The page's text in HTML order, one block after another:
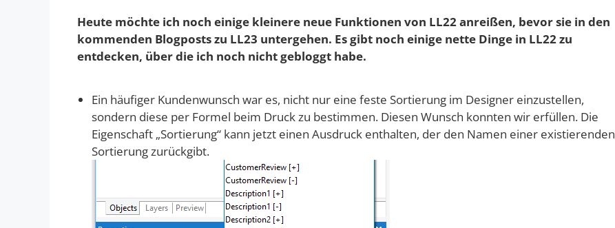
Newsletter
Heute möchte ich noch einige kleinere neue Funktionen von LL22 anreißen, bevor sie in den
kommenden Blogposts zu LL23 untergehen. Es gibt noch einige nette Dinge in LL22 zu
entdecken, über die ich noch nicht gebloggt habe.
Ein häufiger Kundenwunsch war es, nicht nur eine feste Sortierung im Designer einzustellen,
sondern diese per Formel beim Druck zu bestimmen. Diesen Wunsch konnten wir erfüllen. Die
Eigenschaft „Sortierung“ kann jetzt einen Ausdruck enthalten, der den Namen einer existierenden
Sortierung zurückgibt.